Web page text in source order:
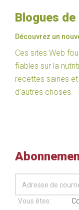
Blogues
Découvrez un
Ces sites Web
fiables sur la
recettes saines
d’autres choses.
Vous êtes: